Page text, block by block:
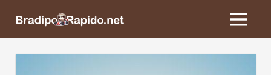
BradipoRapido.net
MENU